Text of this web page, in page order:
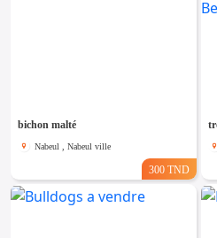
bichon malté
Nabeul , Nabeul ville
300 TND